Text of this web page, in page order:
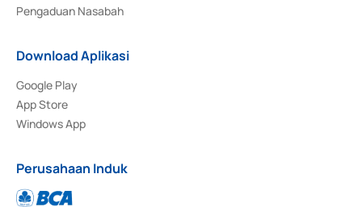
Pengaduan Nasabah
Download Aplikasi
Google Play
App Store
Windows App
Perusahaan Induk